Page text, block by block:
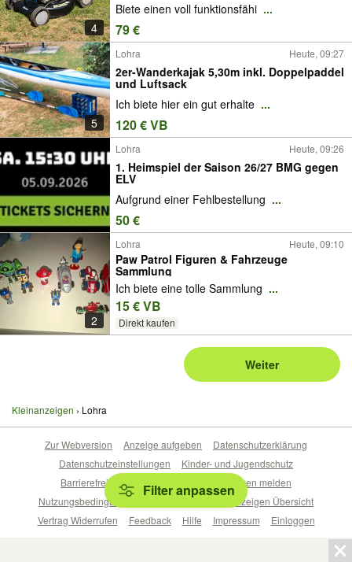
4
Biete einen voll funktionsfähi ...
79 €
5
Lohra Heute, 09:27
2er-Wanderkajak 5,30m inkl. Doppelpaddel
und Luftsack
Ich biete hier ein gut erhalte ...
120 € VB
Lohra Heute, 09:26
1. Heimspiel der Saison 26/27 BMG gegen
ELV
Aufgrund einer Fehlbestellung ...
50 €
2
Lohra Heute, 09:10
Paw Patrol Figuren & Fahrzeuge
Sammlung
Ich biete eine tolle Sammlung ...
15 € VB
Direkt kaufen
Weiter
Kleinanzeigen Lohra
Filter anpassen
Zur Webversion Anzeige aufgeben
Datenschutzerklärung
Datenschutzeinstellungen
Kinder- und Jugendschutz
Barrierefreiheitserklärung
Sicherheitslücken melden
Nutzungsbedingungen
Beliebte Suchen
Anzeigen Übersicht
Vertrag Widerrufen
Feedback Hilfe Impressum Einloggen